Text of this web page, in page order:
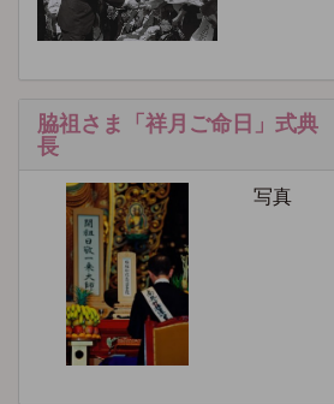
脇祖さま「祥月ご命日」式
長
写真